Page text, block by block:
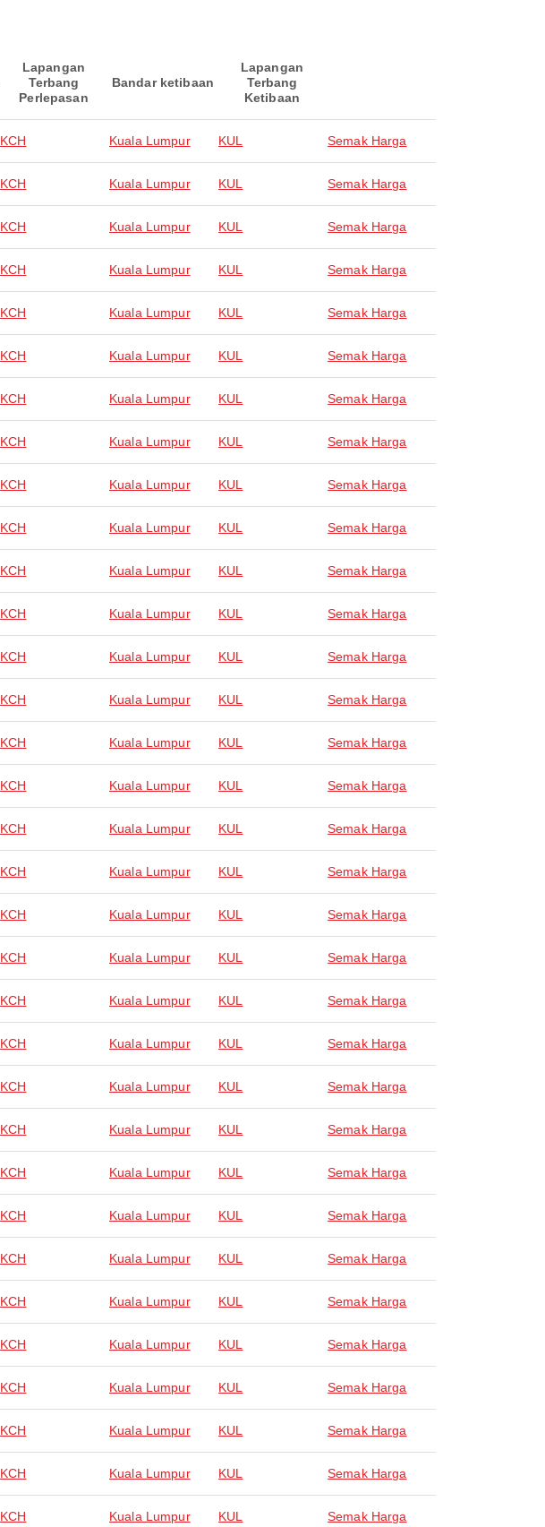
Lapangan
Terbang
Perlepasan
Bandar ketibaan
Lapangan
Terbang
Ketibaan
KCH Kuala Lumpur KUL Semak Harga
KCH Kuala Lumpur KUL Semak Harga
KCH Kuala Lumpur KUL Semak Harga
KCH Kuala Lumpur KUL Semak Harga
KCH Kuala Lumpur KUL Semak Harga
KCH Kuala Lumpur KUL Semak Harga
KCH Kuala Lumpur KUL Semak Harga
KCH Kuala Lumpur KUL Semak Harga
KCH Kuala Lumpur KUL Semak Harga
KCH Kuala Lumpur KUL Semak Harga
KCH Kuala Lumpur KUL Semak Harga
KCH Kuala Lumpur KUL Semak Harga
KCH Kuala Lumpur KUL Semak Harga
KCH Kuala Lumpur KUL Semak Harga
KCH Kuala Lumpur KUL Semak Harga
KCH Kuala Lumpur KUL Semak Harga
KCH Kuala Lumpur KUL Semak Harga
KCH Kuala Lumpur KUL Semak Harga
KCH Kuala Lumpur KUL Semak Harga
KCH Kuala Lumpur KUL Semak Harga
KCH Kuala Lumpur KUL Semak Harga
KCH Kuala Lumpur KUL Semak Harga
KCH Kuala Lumpur KUL Semak Harga
KCH Kuala Lumpur KUL Semak Harga
KCH Kuala Lumpur KUL Semak Harga
KCH Kuala Lumpur KUL Semak Harga
KCH Kuala Lumpur KUL Semak Harga
KCH Kuala Lumpur KUL Semak Harga
KCH Kuala Lumpur KUL Semak Harga
KCH Kuala Lumpur KUL Semak Harga
KCH Kuala Lumpur KUL Semak Harga
KCH Kuala Lumpur KUL Semak Harga
KCH Kuala Lumpur KUL Semak Harga